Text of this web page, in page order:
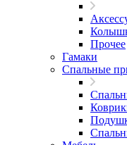
Прочее
Гамаки
Спальные